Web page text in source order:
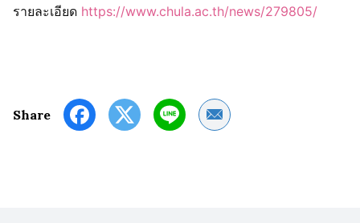
รายละเอียด https://www.chula.ac.th/news/279805/
Share Share by Email